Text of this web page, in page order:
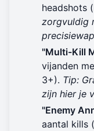
headshots
zorgvuldig
"Multi-Kill
vijanden
3+). Tip:
zijn hier je
"Enemy
aantal kills